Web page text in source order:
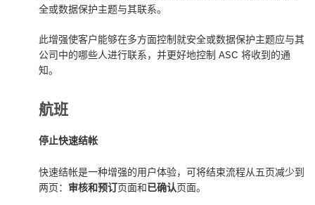
全或数据保护主题与其联系。
此增强使客户能够在多方面控制就安全或数据保护主题应与其
公司中的哪些人进行联系，并更好地控制 ASC 将收到的通
知。
航班
停止快速结帐
快速结帐是一种增强的用户体验，可将结束流程从五页减少到
两页： 审核和预订页面和已确认页面。